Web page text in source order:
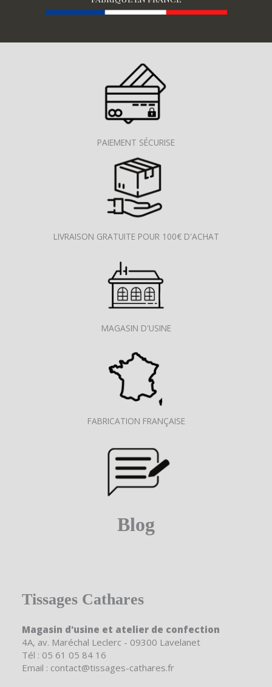
PAIEMENT SÉCURISE
LIVRAISON GRATUITE POUR 100€ D'ACHAT
MAGASIN D'USINE
FABRICATION FRANÇAISE
Blog
Tissages Cathares
Magasin d'usine et atelier de confection
4A, av. Maréchal Leclerc - 09300 Lavelanet
Tél : 05 61 05 84 16
Email : contact@tissages-cathares.fr